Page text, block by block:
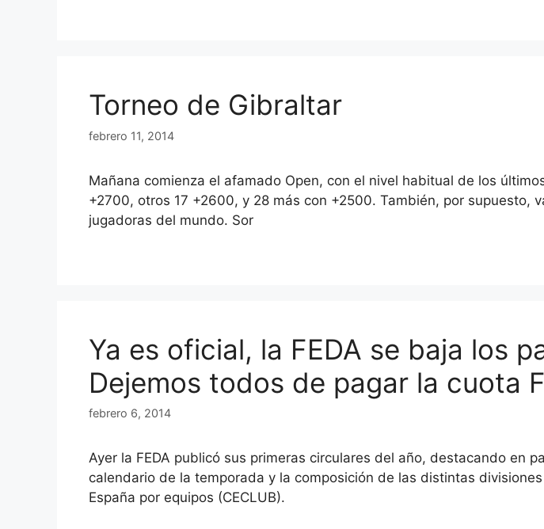
Torneo de Gibraltar
febrero 11, 2014
Mañana comienza el afamado Open, con el nivel habitual de los
+2700, otros 17 +2600, y 28 más con +2500. También, por supuesto,
jugadoras del mundo. Sor
Ya es oficial, la FEDA se baja los
Dejemos todos de pagar la cuota
febrero 6, 2014
Ayer la FEDA publicó sus primeras circulares del año, destacando en
calendario de la temporada y la composición de las distintas
España por equipos (CECLUB).